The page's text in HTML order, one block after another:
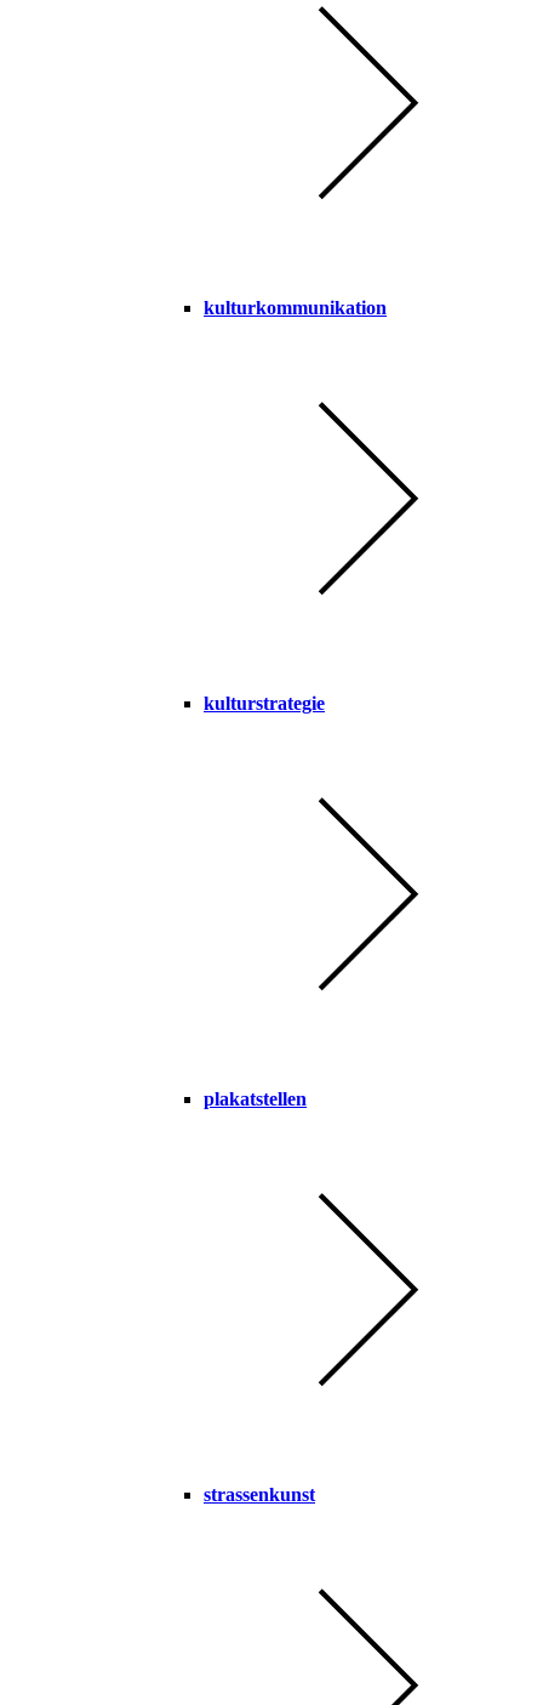
kulturkommunikation
kulturstrategie
plakatstellen
strassenkunst